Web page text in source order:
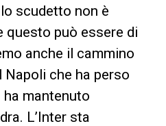
scudetto non è
questo può essere di
anche il cammino
che ha perso
ha mantenuto
L’Inter sta